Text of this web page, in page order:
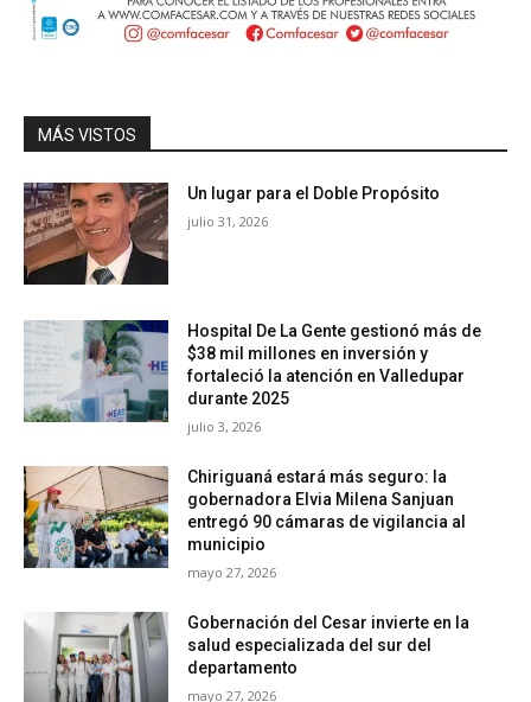
MÁS VISTOS
Un lugar para el Doble Propósito
julio 31, 2026
Hospital De La Gente gestionó más de
$38 mil millones en inversión y
fortaleció la atención en Valledupar
durante 2025
julio 3, 2026
Chiriguaná estará más seguro: la
gobernadora Elvia Milena Sanjuan
entregó 90 cámaras de vigilancia al
municipio
mayo 27, 2026
Gobernación del Cesar invierte en la
salud especializada del sur del
departamento
mayo 27, 2026